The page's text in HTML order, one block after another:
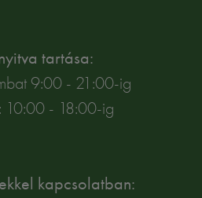
tartása:
9:00 - 21:00-ig
10:00 - 18:00-ig
kapcsolatban: